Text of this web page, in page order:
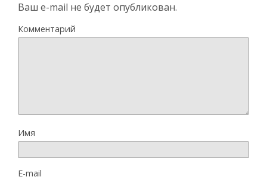
Ваш e-mail не будет опубликован.
Комментарий
Имя
E-mail